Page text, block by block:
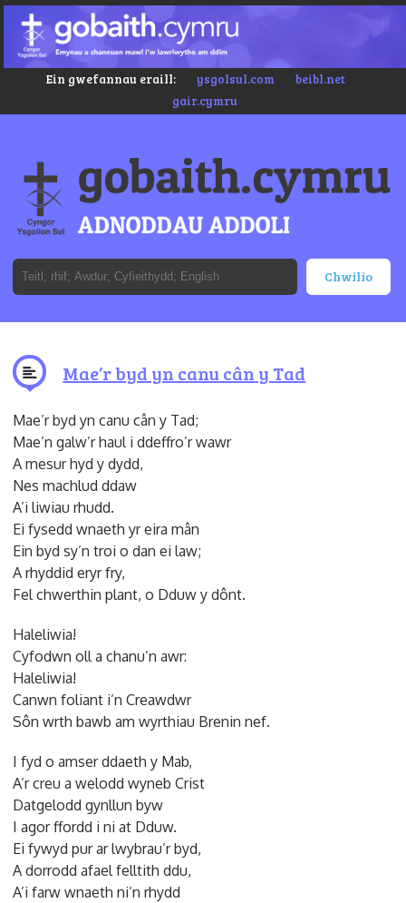
Ein gwefannau eraill: ysgolsul.com
beibl.net
gair.cymru
Mae’r byd yn canu cân y Tad
Mae’r byd yn canu cân y Tad;
Mae’n galw’r haul i ddeffro’r wawr
A mesur hyd y dydd,
Nes machlud ddaw
A’i liwiau rhudd.
Ei fysedd wnaeth yr eira mân
Ein byd sy’n troi o dan ei law;
A rhyddid eryr fry,
Fel chwerthin plant, o Dduw y dônt.
Haleliwia!
Cyfodwn oll a chanu’n awr:
Haleliwia!
Canwn foliant i’n Creawdwr
Sôn wrth bawb am wyrthiau Brenin nef.
I fyd o amser ddaeth y Mab,
A’r creu a welodd wyneb Crist
Datgelodd gynllun byw
I agor ffordd i ni at Dduw.
Ei fywyd pur ar lwybrau’r byd,
A dorrodd afael felltith ddu,
A’i farw wnaeth ni’n rhydd